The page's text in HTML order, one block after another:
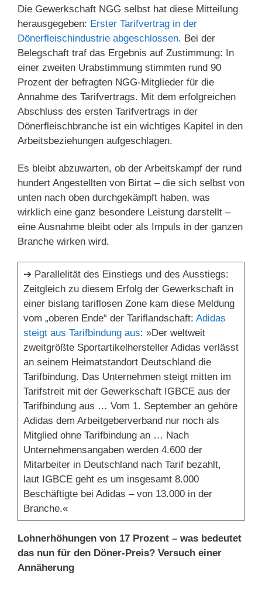
Die Gewerkschaft NGG selbst hat diese Mitteilung
herausgegeben: Erster Tarifvertrag in der
Dönerfleischindustrie abgeschlossen. Bei der
Belegschaft traf das Ergebnis auf Zustimmung: In
einer zweiten Urabstimmung stimmten rund 90
Prozent der befragten NGG-Mitglieder für die
Annahme des Tarifvertrags. Mit dem erfolgreichen
Abschluss des ersten Tarifvertrags in der
Dönerfleischbranche ist ein wichtiges Kapitel in den
Arbeitsbeziehungen aufgeschlagen.
Es bleibt abzuwarten, ob der Arbeitskampf der rund
hundert Angestellten von Birtat – die sich selbst von
unten nach oben durchgekämpft haben, was
wirklich eine ganz besondere Leistung darstellt –
eine Ausnahme bleibt oder als Impuls in der ganzen
Branche wirken wird.
➔ Parallelität des Einstiegs und des Ausstiegs:
Zeitgleich zu diesem Erfolg der Gewerkschaft in
einer bislang tariflosen Zone kam diese Meldung
vom „oberen Ende“ der Tariflandschaft: Adidas
steigt aus Tarifbindung aus: »Der weltweit
zweitgrößte Sportartikelhersteller Adidas verlässt
an seinem Heimatstandort Deutschland die
Tarifbindung. Das Unternehmen steigt mitten im
Tarifstreit mit der Gewerkschaft IGBCE aus der
Tarifbindung aus … Vom 1. September an gehöre
Adidas dem Arbeitgeberverband nur noch als
Mitglied ohne Tarifbindung an … Nach
Unternehmensangaben werden 4.600 der
Mitarbeiter in Deutschland nach Tarif bezahlt,
laut IGBCE geht es um insgesamt 8.000
Beschäftigte bei Adidas – von 13.000 in der
Branche.«
Lohnerhöhungen von 17 Prozent – was bedeutet
das nun für den Döner-Preis? Versuch einer
Annäherung